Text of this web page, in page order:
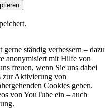
ständig verbessern – dazu
anonymisiert mit Hilfe von
freuen, wenn Sie uns dabei
zur Aktivierung von
Cookies geben.
von YouTube ein – auch